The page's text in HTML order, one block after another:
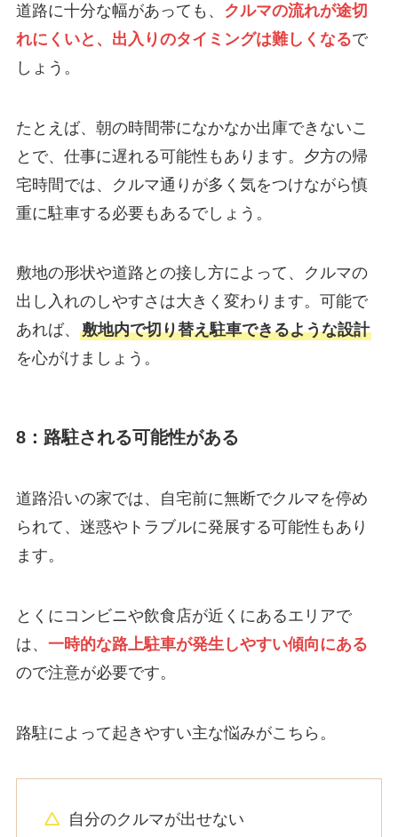
道路に十分な幅があっても、 クルマの流れが途切
れにくいと、出入りのタイミングは難しくなるで
しょう。
たとえば、朝の時間帯になかなか出庫できないこ
とで、仕事に遅れる可能性もあります。夕方の帰
宅時間では、クルマ通りが多く気をつけながら慎
重に駐車する必要もあるでしょう。
敷地の形状や道路との接し方によって、クルマの
出し入れのしやすさは大きく変わります。可能で
あれば、 敷地内で切り替え駐車できるような設計
を心がけましょう。
8：路駐される可能性がある
道路沿いの家では、自宅前に無断でクルマを停め
られて、迷惑やトラブルに発展する可能性もあり
ます。
とくにコンビニや飲食店が近くにあるエリアで
は、 一時的な路上駐車が発生しやすい傾向にある
ので注意が必要です。
路駐によって起きやすい主な悩みがこちら。
自分のクルマが出せない